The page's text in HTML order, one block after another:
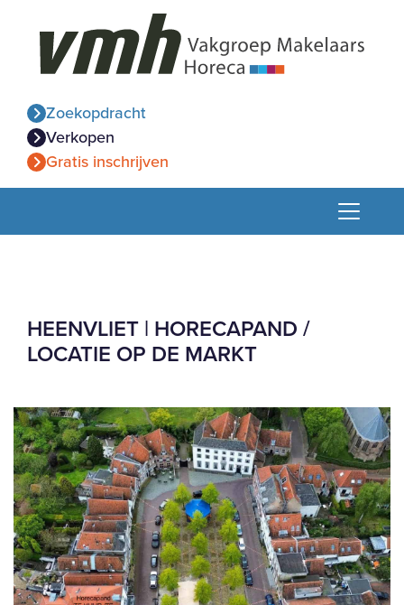
Zoekopdracht
Verkopen
Gratis inschrijven
HEENVLIET | HORECAPAND /
LOCATIE OP DE MARKT